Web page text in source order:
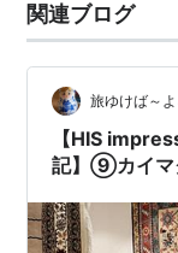
関連ブログ
旅ゆけば～
【HIS
記】⑨カイマ